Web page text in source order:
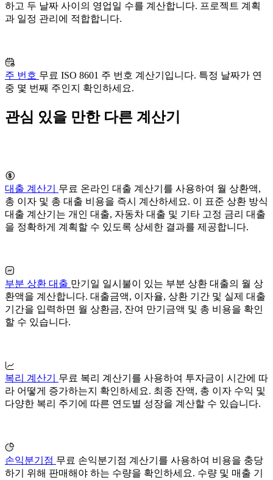
하고 두 날짜 사이의 영업일 수를 계산합니다. 프로젝트 계획
과 일정 관리에 적합합니다.
주 번호 무료 ISO 8601 주 번호 계산기입니다. 특정 날짜가 연
중 몇 번째 주인지 확인하세요.
관심 있을 만한 다른 계산기
대출 계산기 무료 온라인 대출 계산기를 사용하여 월 상환액,
총 이자 및 총 대출 비용을 즉시 계산하세요. 이 표준 상환 방식
대출 계산기는 개인 대출, 자동차 대출 및 기타 고정 금리 대출
을 정확하게 계획할 수 있도록 상세한 결과를 제공합니다.
부분 상환 대출 만기일 일시불이 있는 부분 상환 대출의 월 상
환액을 계산합니다. 대출금액, 이자율, 상환 기간 및 실제 대출
기간을 입력하면 월 상환금, 잔여 만기금액 및 총 비용을 확인
할 수 있습니다.
복리 계산기 무료 복리 계산기를 사용하여 투자금이 시간에 따
라 어떻게 증가하는지 확인하세요. 최종 잔액, 총 이자 수익 및
다양한 복리 주기에 따른 연도별 성장을 계산할 수 있습니다.
손익분기점 무료 손익분기점 계산기를 사용하여 비용을 충당
하기 위해 판매해야 하는 수량을 확인하세요. 수량 및 매출 기